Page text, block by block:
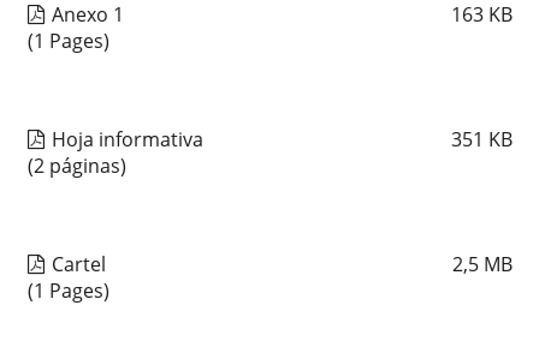
Anexo 1 163 KB
(1 Pages)
Hoja informativa 351 KB
(2 páginas)
Cartel 2,5 MB
(1 Pages)